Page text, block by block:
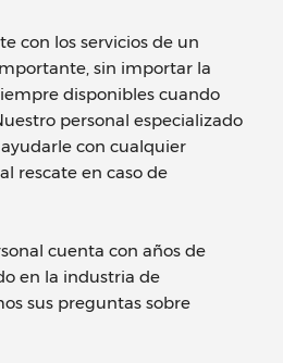
con los servicios de un
sin importar la
disponibles cuando
personal especializado
con cualquier
rescate en caso de
cuenta con años de
en la industria de
sus preguntas sobre